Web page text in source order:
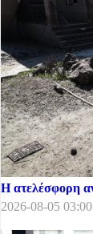
Η ατελέσφορη
2026-08-05